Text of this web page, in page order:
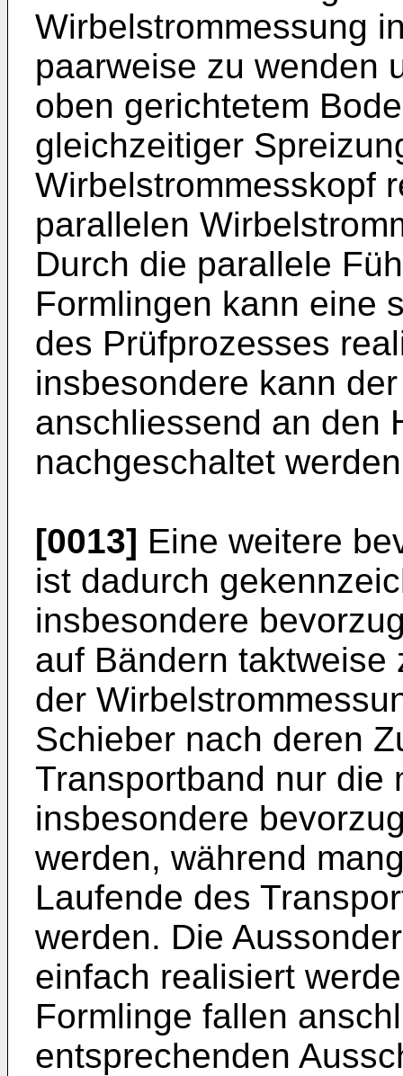
Wirbelstrommessung
paarweise zu wenden
oben gerichtetem
gleichzeitiger
Wirbelstrommesskopf
parallelen
Durch die parallele
Formlingen kann eine
des Prüfprozesses
insbesondere kann
anschliessend an den
nachgeschaltet
[0013] Eine weitere
ist dadurch
insbesondere
auf Bändern taktweise
der
Schieber nach deren
Transportband nur die
insbesondere
werden, während
Laufende des
werden. Die
einfach realisiert
Formlinge fallen
entsprechenden